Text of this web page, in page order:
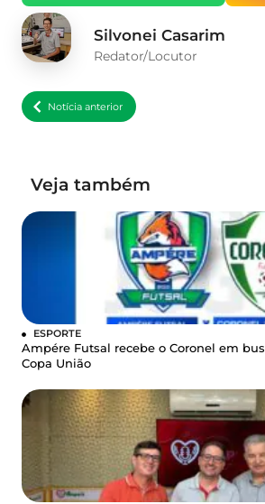
Silvonei Casarim
Redator/Locutor
Notícia anterior
Veja também
ESPORTE
Ampére Futsal recebe o Coronel em
Copa União